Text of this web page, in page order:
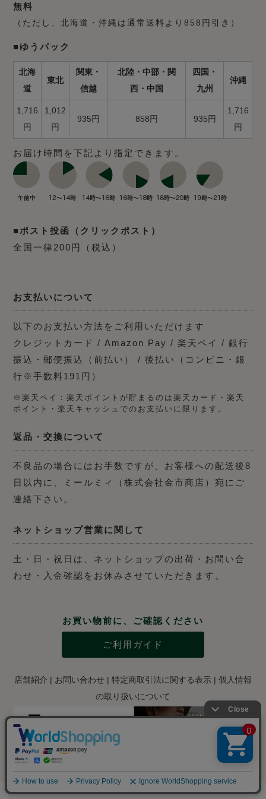
無料
（ただし、北海道・沖縄は通常送料より858円引き）
■ゆうパック
北海
道
東北
関東・
信越
北陸・中部・関
西・中国
四国・
九州
沖縄
1,716
円
1,012
円
935円 858円 935円
1,716
円
お届け時間を下記より指定できます。
■ポスト投函（クリックポスト）
全国一律200円（税込）
お支払いについて
以下のお支払い方法をご利用いただけます
クレジットカード / Amazon Pay / 楽天ペイ / 銀行
振込・郵便振込（前払い） / 後払い（コンビニ・銀
行※手数料191円）
※楽天ペイ：楽天ポイントが貯まるのは楽天カード・楽天
ポイント・楽天キャッシュでのお支払いに限ります。
返品・交換について
不良品の場合にはお手数ですが、お客様への配送後8
日以内に、ミールミィ（株式会社金市商店）宛にご
連絡下さい。
ネットショップ営業に関して
土・日・祝日は、ネットショップの出荷・お問い合
わせ・入金確認をお休みさせていただきます。
お買い物前に、ご確認ください
ご利用ガイド
店舗紹介 お問い合わせ 特定商取引法に関する表示
個人情報
の取り扱いについて
Copyright © 2012-2024 Kaneichi Shoten Inc., ltd.. All RIGHTS RESERVED